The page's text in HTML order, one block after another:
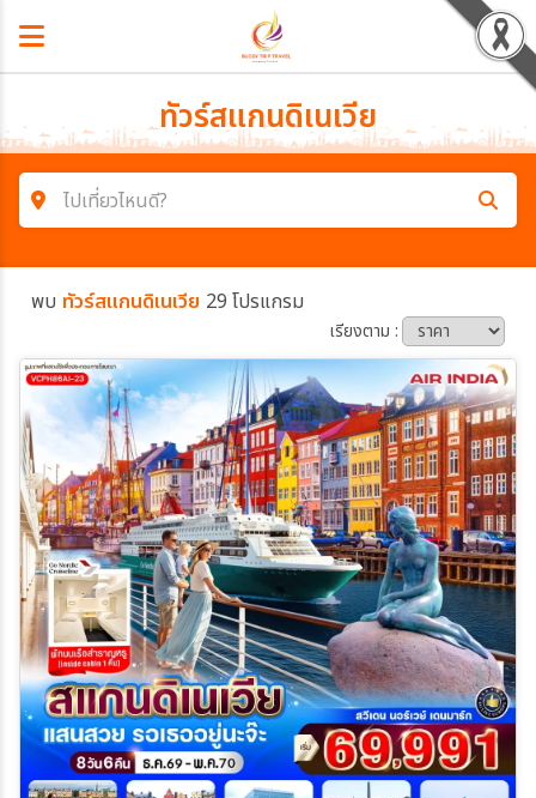
ทัวร์สแกนดิเนเวีย
ไปเที่ยวไหนดี?
ค้นหาโปรแกรมทัวร์
โซน
ประเทศ
เมือง
สายการบิน
ตั้งแต่วันที่
พบ ทัวร์สแกนดิเนเวีย 29 โปรแกรม
เรียงตาม :